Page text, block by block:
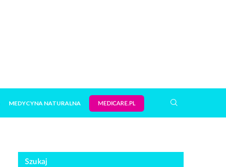
MEDYCYNA NATURALNA MEDICARE.PL
Szukaj